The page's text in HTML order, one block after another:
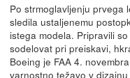
Po strmoglavljenju prvega
sledila ustaljenemu
istega modela. Pripravili
sodelovat pri preiskavi,
Boeing je FAA 4.
varnostno težavo v